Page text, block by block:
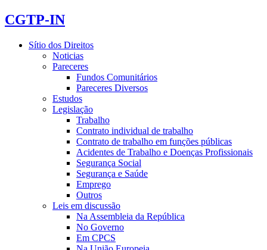
CGTP-IN
Sítio dos Direitos
Noticias
Pareceres
Fundos Comunitários
Pareceres Diversos
Estudos
Legislação
Trabalho
Contrato individual de trabalho
Contrato de trabalho em funções públicas
Acidentes de Trabalho e Doenças Profissionais
Segurança Social
Segurança e Saúde
Emprego
Outros
Leis em discussão
Na Assembleia da República
No Governo
Em CPCS